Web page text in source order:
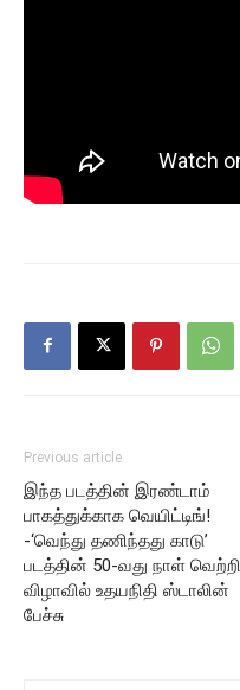
Previous article
இந்த படத்தின் இரண்டாம்
பாகத்துக்காக வெயிட்டிங்!
-‘வெந்து தணிந்தது காடு’
படத்தின் 50-வது நாள் வெற்றி
விழாவில் உதயநிதி ஸ்டாலின்
பேச்சு